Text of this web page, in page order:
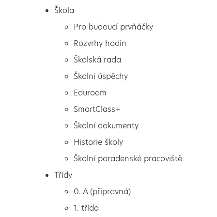
Pro budoucí prvňáčky
Rozvrhy hodin
Školská rada
Škola
Pro budoucí prvňáčky
Rozvrhy hodin
Školská rada
Školní úspěchy
Eduroam
SmartClass+
Školní dokumenty
Historie školy
Školní poradenské pracoviště
Třídy
0. A (přípravná)
1. třída
Badatelsky orientovaná